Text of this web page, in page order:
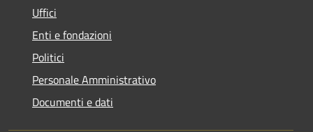
Uffici
Enti e fondazioni
Politici
Personale Amministrativo
Documenti e dati